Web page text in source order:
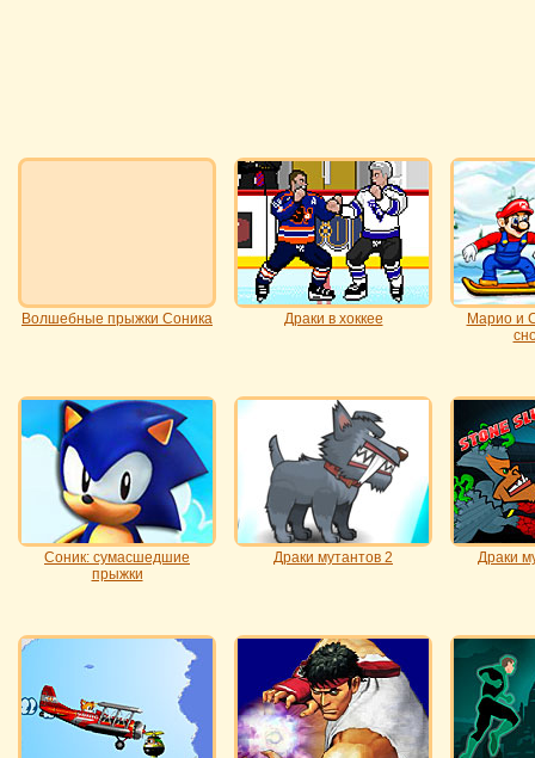
Волшебные прыжки Соника Драки в хоккее
Марио и
Соник: сумасшедшие
прыжки
Драки мутантов 2 Драки